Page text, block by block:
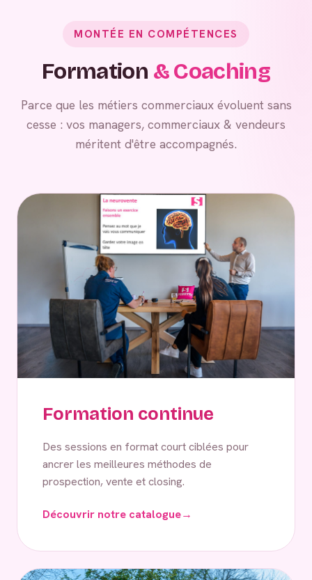
MONTÉE EN COMPÉTENCES
Formation & Coaching
Parce que les métiers commerciaux évoluent sans
cesse : vos managers, commerciaux & vendeurs
méritent d'être accompagnés.
Formation continue
Des sessions en format court ciblées pour
ancrer les meilleures méthodes de
prospection, vente et closing.
Découvrir notre catalogue→